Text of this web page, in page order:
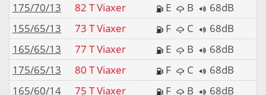
175/70/13
82 T Viaxer E B
68dB
155/65/13
73 T Viaxer F C
68dB
165/65/13
77 T Viaxer E B
68dB
175/65/13
80 T Viaxer F C
68dB
165/60/14
75 T Viaxer F B 68dB